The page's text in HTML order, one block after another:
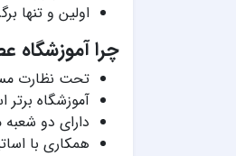
اولین و تنها
چرا آموزشگاه
تحت نظارت
آموزشگاه برتر
دارای دو
همکاری با